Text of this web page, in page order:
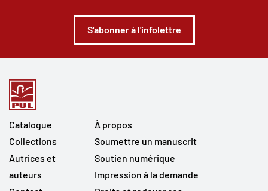
S'abonner à l'infolettre
Catalogue
Collections
Autrices et
auteurs
À propos
Soumettre un manuscrit
Soutien numérique
Impression à la demande